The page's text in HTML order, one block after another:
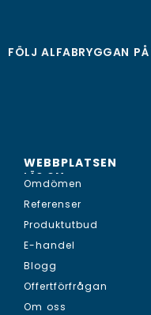
FÖLJ ALFABRYGGAN PÅ
WEBBPLATSEN
LÄS OM...
Omdömen
Referenser
Produktutbud
E-handel
Blogg
Offertförfrågan
Om oss